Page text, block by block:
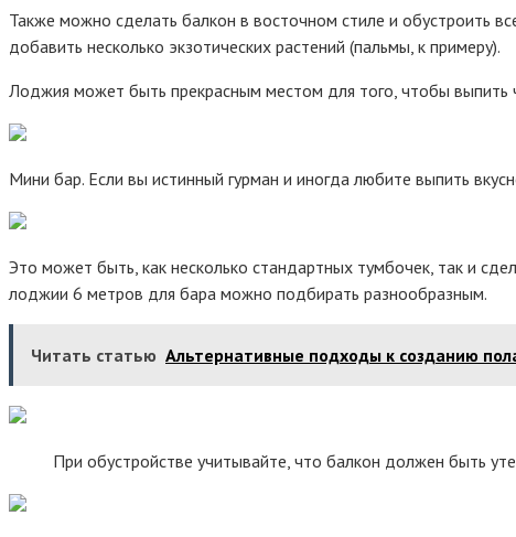
Также можно сделать балкон в восточном стиле и обустроить
добавить несколько экзотических растений (пальмы, к примеру).
Лоджия может быть прекрасным местом для того, чтобы выпить
Мини бар. Если вы истинный гурман и иногда любите выпить
Это может быть, как несколько стандартных тумбочек, так и
лоджии 6 метров для бара можно подбирать разнообразным.
Читать статью Альтернативные подходы к созданию
При обустройстве учитывайте, что балкон должен быть